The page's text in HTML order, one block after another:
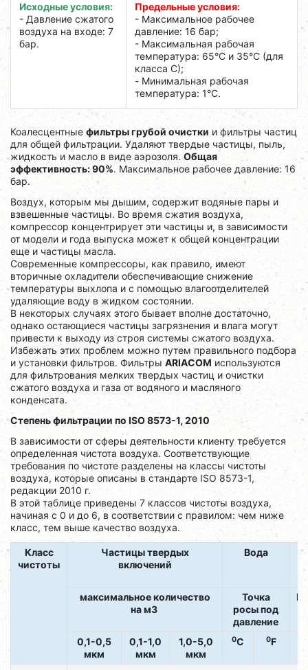
Исходные условия:
- Давление сжатого
воздуха на входе: 7
бар.
Предельные условия:
- Максимальное рабочее
давление: 16 бар;
- Максимальная рабочая
температура: 65°C и 35°C (для
класса C);
- Минимальная рабочая
температура: 1°C.
Коалесцентныефильтры грубой очистки и фильтры частиц
для общей фильтрации. Удаляют твердые частицы, пыль,
жидкость и масло в виде аэрозоля. Общая
эффективность: 90%. Максимальное рабочее давление: 16
бар.
Воздух, которым мы дышим, содержит водяные пары и
взвешенные частицы. Во время сжатия воздуха,
компрессор концентрирует эти частицы и, в зависимости
от модели и года выпуска может к общей концентрации
еще и частицы масла.
Современные компрессоры, как правило, имеют
вторичные охладители обеспечивающие снижение
температуры выхлопа и с помощью влагоотделителей
удаляющие воду в жидком состоянии.
В некоторых случаях этого бывает вполне достаточно,
однако остающиеся частицы загрязнения и влага могут
привести к выходу из строя системы сжатого воздуха.
Избежать этих проблем можно путем правильного подбора
и установки фильтров. Фильтры ARIACOM используются
для фильтрования мелких твердых частиц и очистки
сжатого воздуха и газа от водяного и масляного
конденсата.
Степень фильтрации по ISO 8573-1, 2010
В зависимости от сферы деятельности клиенту требуется
определенная чистота воздуха. Соответствующие
требования по чистоте разделены на классы чистоты
воздуха, которые описаны в стандарте ISO 8573-1,
редакции 2010 г.
В этой таблице приведены 7 классов чистоты воздуха,
начиная с 0 и до 6, в соответствии с правилом: чем ниже
класс, тем выше качество воздуха.
Класс
чистоты
Частицы твердых
включений
Вода
максимальное количество
на м3
Точка
росы под
давление
0,1-0,5
мкм
0,1-1,0
мкм
1,0-5,0
мкм
0C 0F